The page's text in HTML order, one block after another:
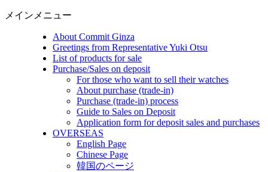
メインメニュー
About Commit Ginza
Greetings from Representative Yuki Otsu
List of products for sale
Purchase/Sales on deposit
For those who want to sell their watches
About purchase (trade-in)
Purchase (trade-in) process
Guide to Sales on Deposit
Application form for deposit sales and purchases
OVERSEAS
English Page
Chinese Page
韓国のページ